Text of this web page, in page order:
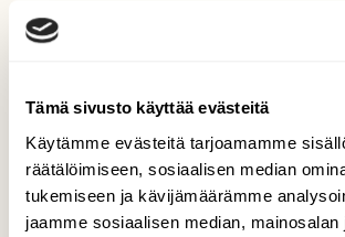
Tämä sivusto käyttää evästeitä
Käytämme evästeitä tarjoamamme
räätälöimiseen, sosiaalisen median
tukemiseen ja kävijämäärämme
jaamme sosiaalisen median,
Teksti
Jorma Luhta